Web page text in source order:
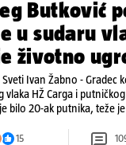
Butković
u sudaru
životno
Ivan Žabno - Gradec
HŽ Carga i
bilo 20-ak putnika, teže
15